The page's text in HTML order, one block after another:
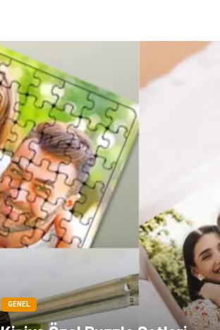
Dernekler ve
Birlikler
GENEL